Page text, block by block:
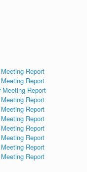
Report
Report
Report
Report
Report
Report
Report
Report
Report
Report